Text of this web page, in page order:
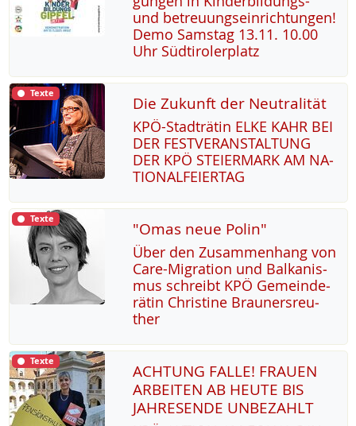
und be­t­reu­ung­s­ein­rich­tun­gen!
De­mo Sams­tag 13.11. 10.00
Uhr Süd­t­i­ro­ler­platz
Texte Die Zukunft der Neutralität
KPÖ-Stadträ­tin EL­KE KAHR BEI
DER FEST­VER­AN­STAL­TUNG
DER KPÖ STEI­ER­MARK AM NA­
TIO­NAL­FEI­ER­TAG
Texte "Omas neue Polin"
Über den Zu­sam­men­hang von
Ca­re-Mi­g­ra­ti­on und Bal­ka­nis­
mus sch­reibt KPÖ Ge­mein­de­
rä­tin Chris­ti­ne Brau­n­ers­reu­
ther
Texte
ACHTUNG FALLE! FRAUEN
ARBEITEN AB HEUTE BIS
JAHRESENDE UNBEZAHLT